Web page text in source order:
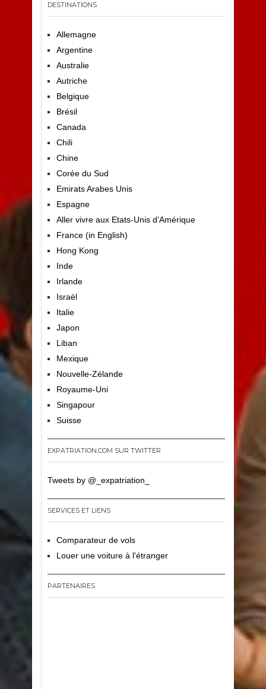
DESTINATIONS
Allemagne
Argentine
Australie
Autriche
Belgique
Brésil
Canada
Chili
Chine
Corée du Sud
Emirats Arabes Unis
Espagne
Aller vivre aux Etats-Unis d’Amérique
France (in English)
Hong Kong
Inde
Irlande
Israël
Italie
Japon
Liban
Mexique
Nouvelle-Zélande
Royaume-Uni
Singapour
Suisse
EXPATRIATION.COM SUR TWITTER
Tweets by @_expatriation_
SERVICES ET LIENS
Comparateur de vols
Louer une voiture à l'étranger
PARTENAIRES